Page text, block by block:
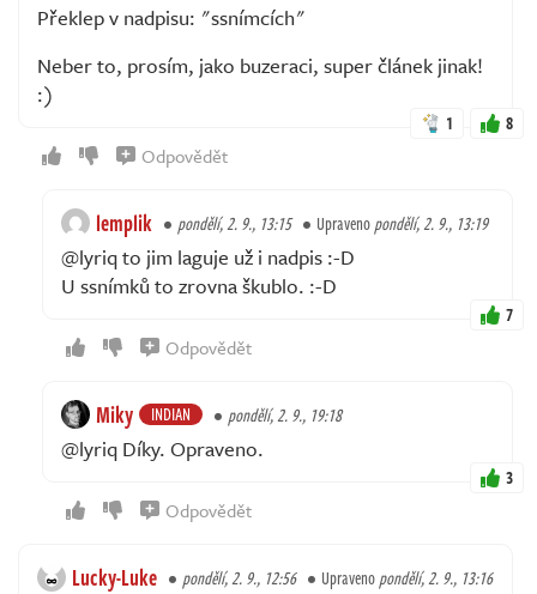
Překlep v nadpisu: "ssnímcích"
Neber to, prosím, jako buzeraci, super článek jinak!
:)
1 8
Odpovědět
lemplik pondělí, 2. 9., 13:15 Upravenopondělí, 2. 9., 13:19
@lyriq to jim laguje už i nadpis :-D
U ssnímků to zrovna škublo. :-D
7
Odpovědět
Miky INDIAN pondělí, 2. 9., 19:18
@lyriq Díky. Opraveno.
3
Odpovědět
Lucky-Luke pondělí, 2. 9., 12:56 Upravenopondělí, 2. 9., 13:16